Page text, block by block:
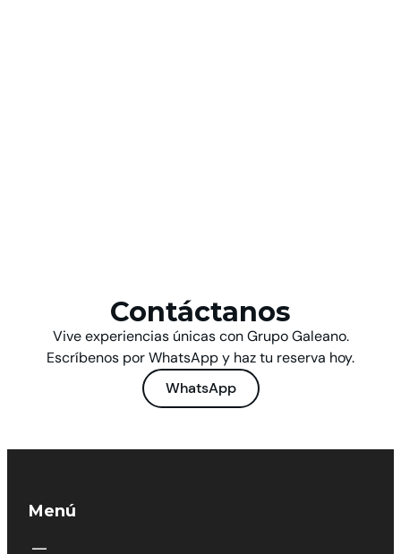
Contáctanos
Vive experiencias únicas con Grupo Galeano.
Escríbenos por WhatsApp y haz tu reserva hoy.
WhatsApp
Menú